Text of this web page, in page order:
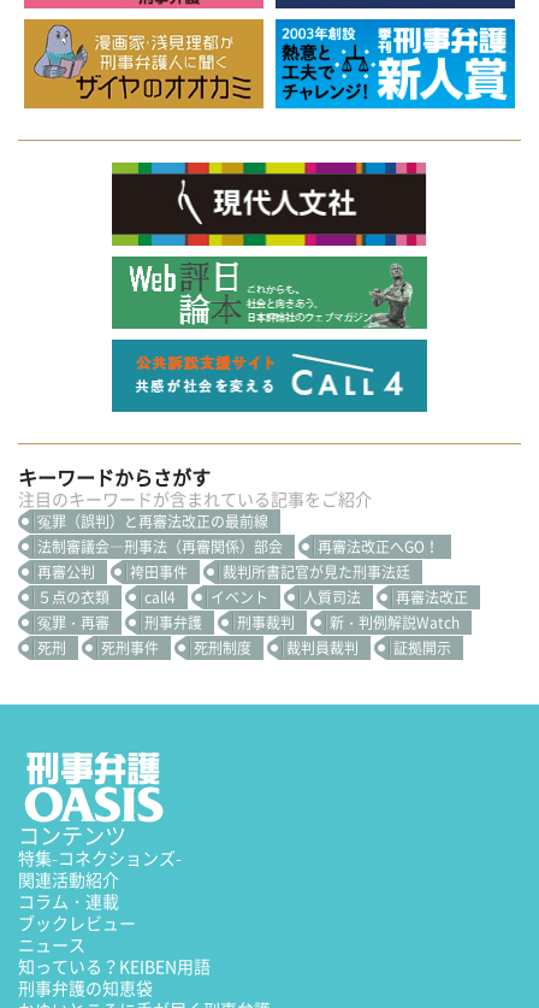
キーワードからさがす
注目のキーワードが含まれている記事をご紹介
冤罪（誤判）と再審法改正の最前線
法制審議会―刑事法（再審関係）部会
再審法改正へGO！
再審公判
袴田事件
裁判所書記官が見た刑事法廷
５点の衣類
call4 イベント 人質司法
再審法改正
冤罪・再審
刑事弁護 刑事裁判
新・判例解説Watch
死刑
死刑事件 死刑制度 裁判員裁判 証拠開示
コンテンツ
特集-コネクションズ-
関連活動紹介
コラム・連載
ブックレビュー
ニュース
知っている？KEIBEN用語
刑事弁護の知恵袋